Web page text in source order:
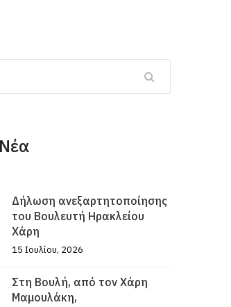
Δήλωση ανεξαρτητοποίησης
του Βουλευτή Ηρακλείου
Χάρη
15 Ιουλίου, 2026
Στη Βουλή, από τον Χάρη
Μαμουλάκη,